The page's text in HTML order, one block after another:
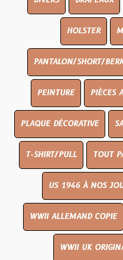
HOLSTER
PANTALON/SHORT/
PEINTURE PIÈCES
PLAQUE DÉCORATIVE
T-SHIRT/PULL TOUT
US 1946 À NOS
WWII ALLEMAND COPIE
WWII UK